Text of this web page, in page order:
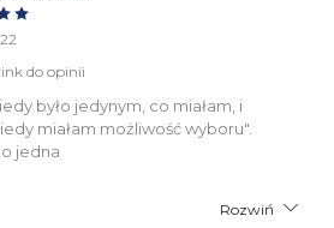
do opinii
było jedynym, co miałam, i
miałam możliwość wyboru".
jedna
Rozwiń